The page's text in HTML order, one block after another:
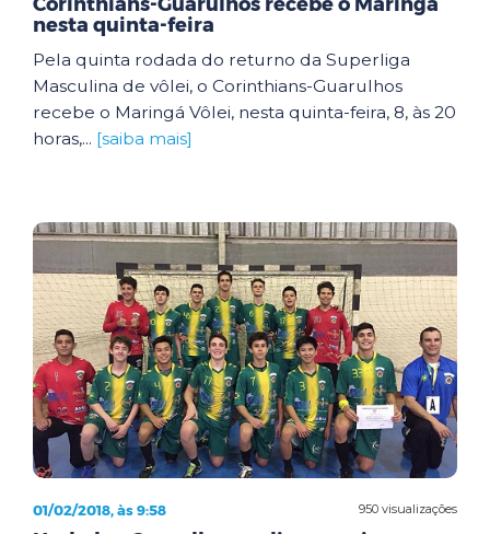
nesta quinta-feira
Pela quinta rodada do returno da Superliga
Masculina de vôlei, o Corinthians-Guarulhos
recebe o Maringá Vôlei, nesta quinta-feira, 8, às 20
horas,... [saiba mais]
950 visualizações
01/02/2018, às 9:58